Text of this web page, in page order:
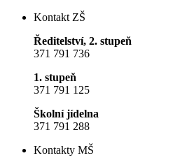
Kontakt ZŠ
Ředitelství, 2. stupeň
371 791 736
1. stupeň
371 791 125
Školní jídelna
371 791 288
Kontakty MŠ